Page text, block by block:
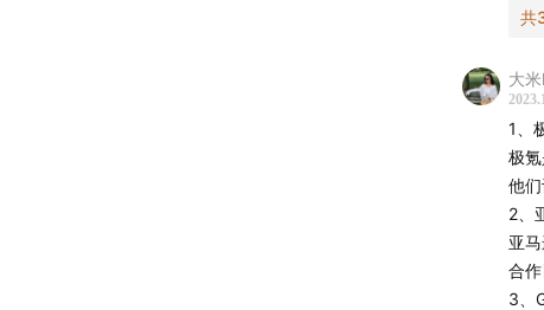
共
大
1、
极
他
2、
亚
合
3、